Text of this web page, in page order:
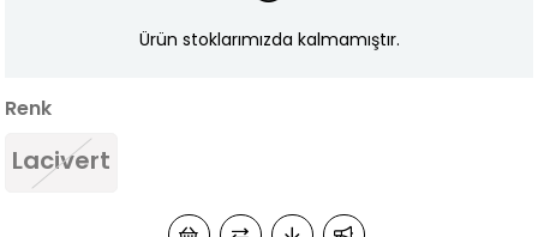
Ürün stoklarımızda kalmamıştır.
Renk
Lacivert